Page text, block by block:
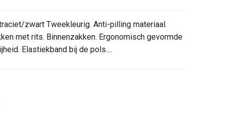
zwart Tweekleurig. Anti-pilling materiaal.
met rits. Binnenzakken. Ergonomisch gevormde
Elastiekband bij de pols....